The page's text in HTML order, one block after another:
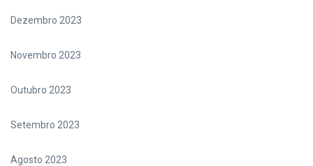
Dezembro 2023
Novembro 2023
Outubro 2023
Setembro 2023
Agosto 2023